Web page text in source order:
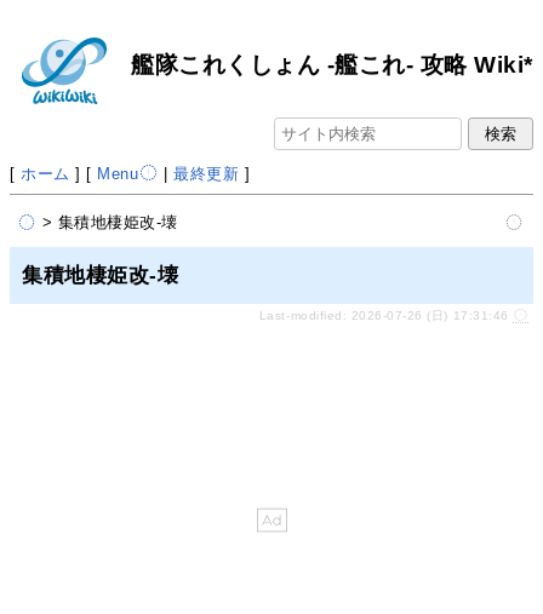
艦隊これくしょん -艦これ- 攻略 Wiki*
[ ホーム ] [ Menu |最終更新 ]
> 集積地棲姫改-壊
集積地棲姫改-壊
Last-modified: 2026-07-26 (日) 17:31:46